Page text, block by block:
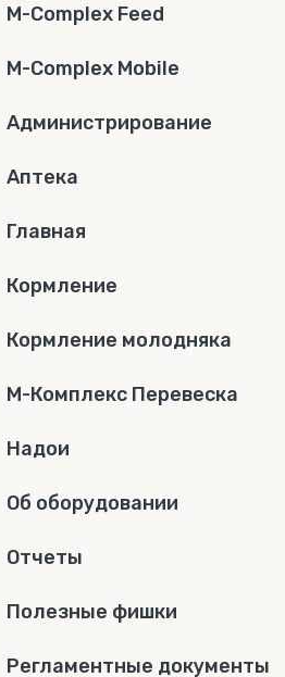
M-Complex Feed
M-Complex Mobile
Администрирование
Аптека
Главная
Кормление
Кормление молодняка
М-Комплекс Перевеска
Надои
Об оборудовании
Отчеты
Полезные фишки
Регламентные документы